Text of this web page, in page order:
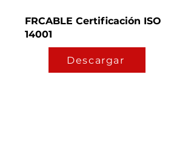
FRCABLE Certificación ISO
14001
Descargar